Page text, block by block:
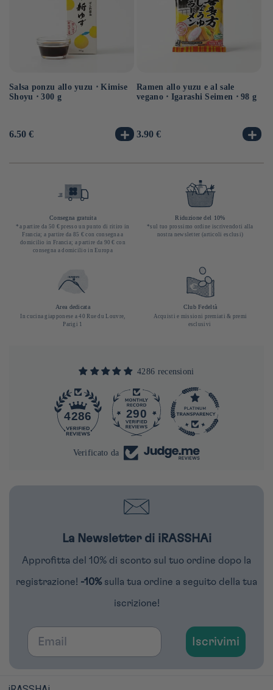
Salsa ponzu allo yuzu ⋅ Kimise
Shoyu ⋅ 300 g
Prezzo
6.50 €
Ramen allo yuzu e al sale
vegano ⋅ Igarashi Seimen ⋅ 98 g
Prezzo
3.90 €
Consegna gratuita
*a partire da 50 € presso un punto di ritiro in
Francia; a partire da 85 € con consegna a
domicilio in Francia; a partire da 90 € con
consegna a domicilio in Europa
Riduzione del 10%
*sul tuo prossimo ordine iscrivendoti alla
nostra newsletter (articoli esclusi)
Area dedicata
In cucina giapponese a 40 Rue du Louvre,
Parigi 1
Club Fedeltà
Acquisti e missioni premiati & premi
esclusivi
4286 recensioni
4286 290
Verificato da
La Newsletter di iRASSHAi
Approfitta del 10% di sconto sul tuo ordine dopo la
registrazione! -10% sulla tua ordine a seguito della tua
iscrizione!
Email
Iscrivimi